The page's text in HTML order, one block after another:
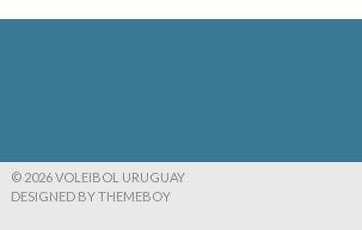
© 2026 VOLEIBOL URUGUAY
DESIGNED BY THEMEBOY